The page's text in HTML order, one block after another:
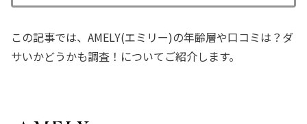
この記事では、AMELY(エミリー)の年齢層や口コミは？ダ
サいかどうかも調査！についてご紹介します。